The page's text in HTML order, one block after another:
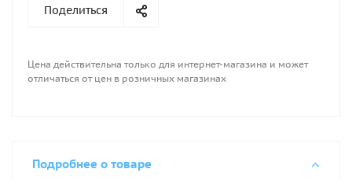
Поделиться
Цена действительна только для интернет-магазина и может
отличаться от цен в розничных магазинах
Подробнее о товаре